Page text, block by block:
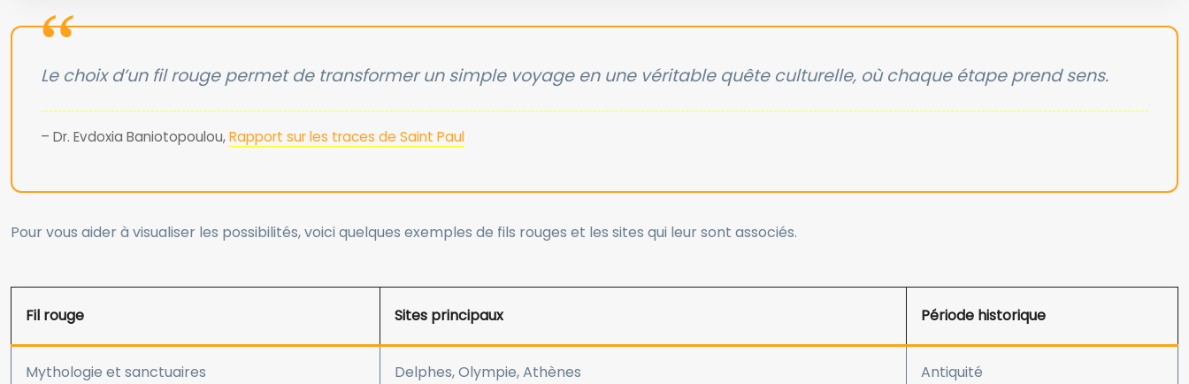
Le choix d’un fil rouge permet de transformer un simple voyage en une véritable quête culturelle, où chaque étape prend sens.
– Dr. Evdoxia Baniotopoulou,Rapport sur les traces de Saint Paul
Pour vous aider à visualiser les possibilités, voici quelques exemples de fils rouges et les sites qui leur sont associés.
Fil rouge Sites principaux Période historique
Mythologie et sanctuaires Delphes, Olympie, Athènes Antiquité